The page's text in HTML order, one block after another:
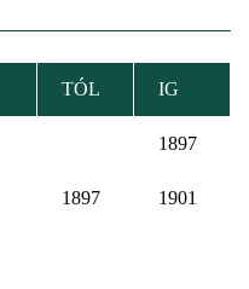
TÓL IG
1897
1897 1901